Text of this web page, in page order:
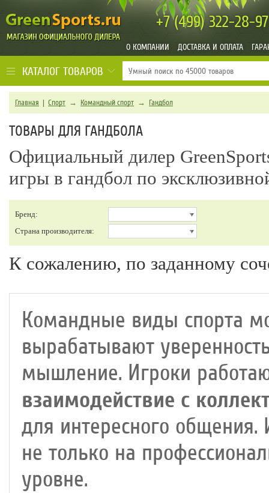
+7 (499)322-28-97
О КОМПАНИИ ДОСТАВКА И ОПЛАТА
КАТАЛОГ ТОВАРОВ
Главная | Спорт → Командный спорт → Гандбол
ТОВАРЫ ДЛЯ ГАНДБОЛА
Официальный дилер
игры в гандбол по
Бренд:
Страна производителя:
К сожалению, по заданному
Командные виды спорта
вырабатывают
мышление. Игроки
взаимодействие с
для интересного
не только на
уровне.